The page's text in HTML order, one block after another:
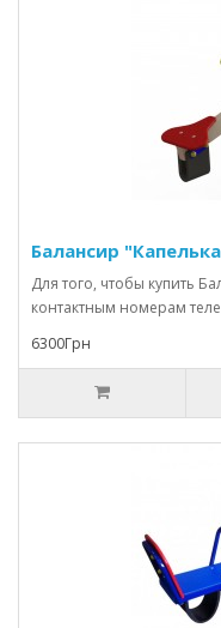
Балансир
Для того, чтобы купить
контактным номерам
6300Грн